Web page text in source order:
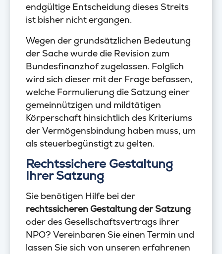
endgültige Entscheidung dieses Streits
ist bisher nicht ergangen.
Wegen der grundsätzlichen Bedeutung
der Sache wurde die Revision zum
Bundesfinanzhof zugelassen. Folglich
wird sich dieser mit der Frage befassen,
welche Formulierung die Satzung einer
gemeinnützigen und mildtätigen
Körperschaft hinsichtlich des Kriteriums
der Vermögensbindung haben muss, um
als steuerbegünstigt zu gelten.
Rechtssichere Gestaltung
Ihrer Satzung
Sie benötigen Hilfe bei der
rechtssicheren Gestaltung der Satzung
oder des Gesellschaftsvertrags ihrer
NPO? Vereinbaren Sie einen Termin und
lassen Sie sich von unseren erfahrenen